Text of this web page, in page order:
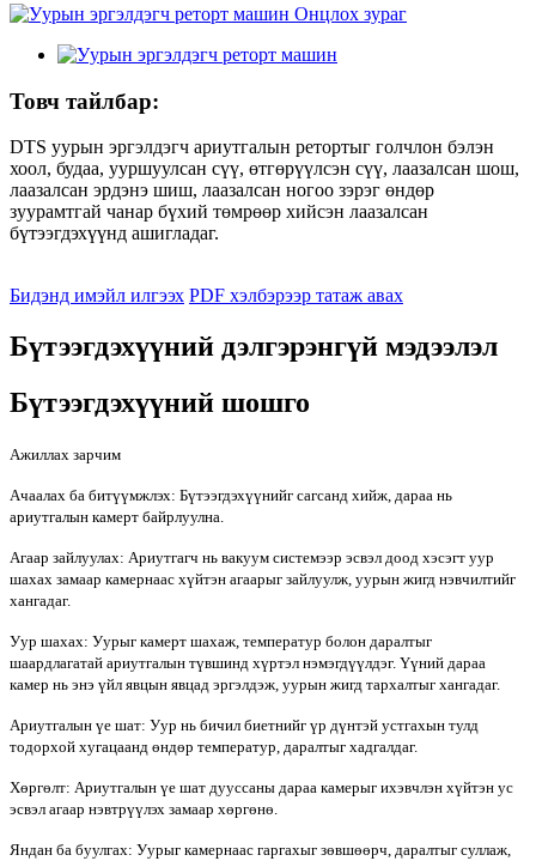
Товч тайлбар:
DTS уурын эргэлдэгч ариутгалын ретортыг голчлон бэлэн
хоол, будаа, ууршуулсан сүү, өтгөрүүлсэн сүү, лаазалсан шош,
лаазалсан эрдэнэ шиш, лаазалсан ногоо зэрэг өндөр
зуурамтгай чанар бүхий төмрөөр хийсэн лаазалсан
бүтээгдэхүүнд ашигладаг.
Бидэнд имэйл илгээх PDF хэлбэрээр татаж авах
Бүтээгдэхүүний дэлгэрэнгүй мэдээлэл
Бүтээгдэхүүний шошго
Ажиллах зарчим
Ачаалах ба битүүмжлэх: Бүтээгдэхүүнийг сагсанд хийж, дараа нь
ариутгалын камерт байрлуулна.
Агаар зайлуулах: Ариутгагч нь вакуум системээр эсвэл доод хэсэгт уур
шахах замаар камернаас хүйтэн агаарыг зайлуулж, уурын жигд нэвчилтийг
хангадаг.
Уур шахах: Уурыг камерт шахаж, температур болон даралтыг
шаардлагатай ариутгалын түвшинд хүртэл нэмэгдүүлдэг. Үүний дараа
камер нь энэ үйл явцын явцад эргэлдэж, уурын жигд тархалтыг хангадаг.
Ариутгалын үе шат: Уур нь бичил биетнийг үр дүнтэй устгахын тулд
тодорхой хугацаанд өндөр температур, даралтыг хадгалдаг.
Хөргөлт: Ариутгалын үе шат дууссаны дараа камерыг ихэвчлэн хүйтэн ус
эсвэл агаар нэвтрүүлэх замаар хөргөнө.
Яндан ба буулгах: Уурыг камернаас гаргахыг зөвшөөрч, даралтыг суллаж,